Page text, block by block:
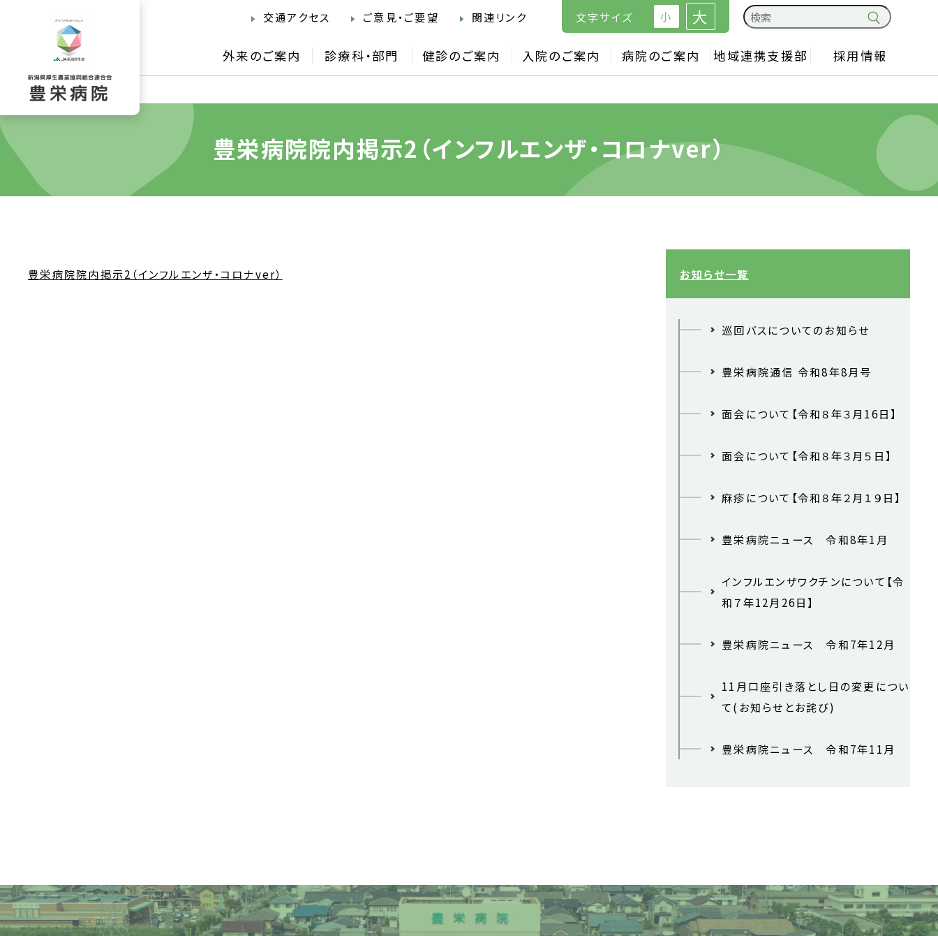
交通アクセス ご意見・ご要望 関連リンク 文字サイズ 小 大
外来のご案内 診療科・部門 健診のご案内 入院のご案内 病院のご案内 地域連携支援部 採用情報
豊栄病院院内掲示2（インフルエンザ・コロナver）
豊栄病院院内掲示2（インフルエンザ・コロナver） お知らせ一覧
巡回バスについてのお知らせ
豊栄病院通信 令和8年8月号
面会について【令和８年３月16日】
面会について【令和８年３月５日】
麻疹について【令和８年２月１９日】
豊栄病院ニュース 令和8年1月
インフルエンザワクチンについて【令
和７年12月26日】
豊栄病院ニュース 令和7年12月
11月口座引き落とし日の変更につい
て(お知らせとお詫び)
豊栄病院ニュース 令和7年11月